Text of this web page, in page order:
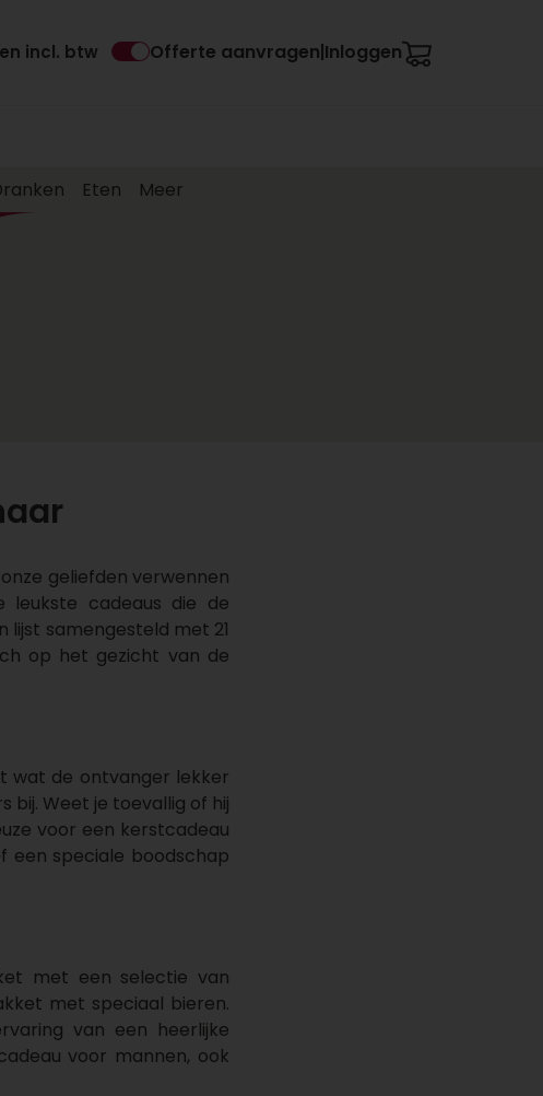
incl. btw Offerte aanvragen Inloggen
Eten Meer
geliefden verwennen
cadeaus die de
lijst samengesteld met 21
op het gezicht van de
wat de ontvanger lekker
bij. Weet je toevallig of hij
voor een kerstcadeau
een speciale boodschap
met een selectie van
met speciaal bieren.
van een heerlijke
voor mannen, ook